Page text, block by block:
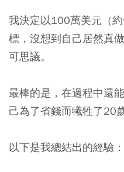
我決定以100萬美元（
標，沒想到自己居然真
可思議。
最棒的是，在過程中還
己為了省錢而犧牲了20
以下是我總結出的經驗：